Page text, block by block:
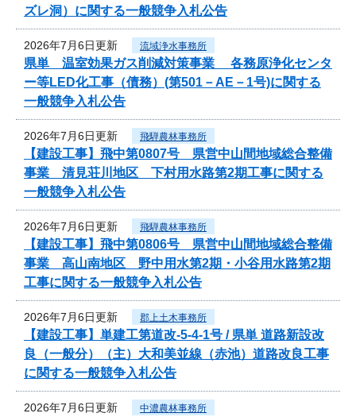
ズレ洞）に関する一般競争入札公告
2026年7月6日更新 流域浄水事務所
県単 温室効果ガス削減対策事業 各務原浄化センタ
ー等LED化工事（債務）(第501－AE－1号)に関する
一般競争入札公告
2026年7月6日更新 飛騨農林事務所
【建設工事】飛中第0807号 県営中山間地域総合整備
事業 清見荘川地区 下村用水路第2期工事に関する
一般競争入札公告
2026年7月6日更新 飛騨農林事務所
【建設工事】飛中第0806号 県営中山間地域総合整備
事業 高山南地区 野中用水第2期・小谷用水路第2期
工事に関する一般競争入札公告
2026年7月6日更新 郡上土木事務所
【建設工事】単建工第道改-5-4-1号 / 県単 道路新設改
良（一般分）（主）大和美並線（赤池）道路改良工事
に関する一般競争入札公告
2026年7月6日更新 中濃農林事務所